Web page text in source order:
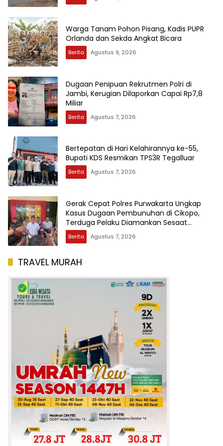
Warga Tanam Pohon Pisang, Kadis PUPR
Orlanda dan Sekda Angkat Bicara
Berita Agustus 9, 2026
Dugaan Penipuan Rekrutmen Polri di
Jambi, Kerugian Dilaporkan Capai Rp7,8
Miliar
Berita Agustus 7, 2026
Bertepatan di Hari Kelahirannya ke-55,
Bupati KDS Resmikan TPS3R Tegalluar
Berita Agustus 7, 2026
Gerak Cepat Polres Purwakarta Ungkap
Kasus Dugaan Pembunuhan di Cikopo,
Terduga Pelaku Diamankan Sesaat
Setelah Kejadian
Berita Agustus 7, 2026
TRAVEL MURAH